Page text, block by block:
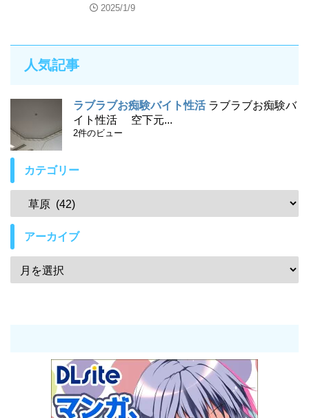
2025/1/9
人気記事
ラブラブお痴験バイト性活 ラブラブお痴験バ
イト性活 空下元...
2件のビュー
カテゴリー
アーカイブ